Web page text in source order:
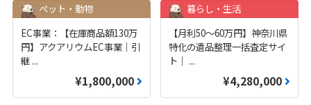
ペット・動物
EC事業：【在庫商品額130万
円】アクアリウムEC事業｜引
継 ...
¥1,800,000
暮らし・生活
【月利50〜60万円】神奈川県
特化の遺品整理一括査定サイ
ト｜ ...
¥4,280,000